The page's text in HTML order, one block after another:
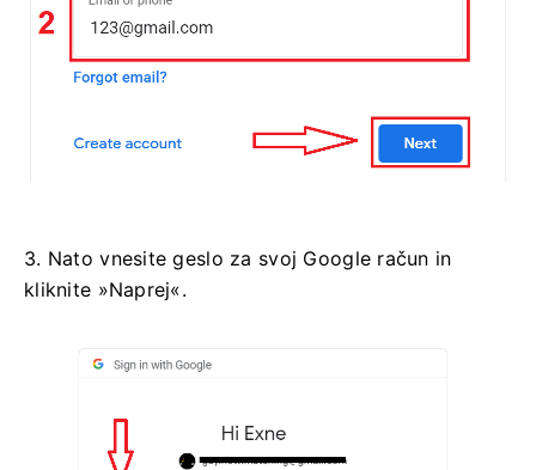
3. Nato vnesite geslo za svoj Google račun in
kliknite »Naprej«.